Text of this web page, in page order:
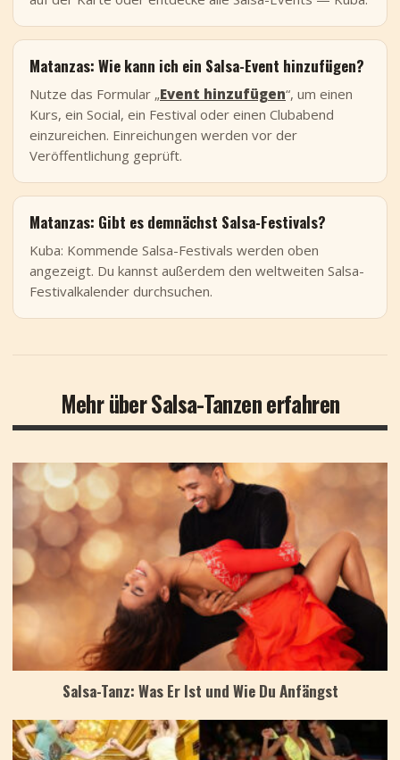
Matanzas: Wie kann ich ein Salsa-Event hinzufügen?
Nutze das Formular „Event hinzufügen“, um einen
Kurs, ein Social, ein Festival oder einen Clubabend
einzureichen. Einreichungen werden vor der
Veröffentlichung geprüft.
Matanzas: Gibt es demnächst Salsa-Festivals?
Kuba: Kommende Salsa-Festivals werden oben
angezeigt. Du kannst außerdem den weltweiten Salsa-
Festivalkalender durchsuchen.
Mehr über Salsa-Tanzen erfahren
Salsa-Tanz: Was Er Ist und Wie Du Anfängst